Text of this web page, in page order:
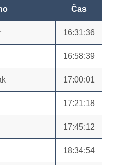
Čas
16:31:36
16:58:39
17:00:01
17:21:18
17:45:12
18:34:54